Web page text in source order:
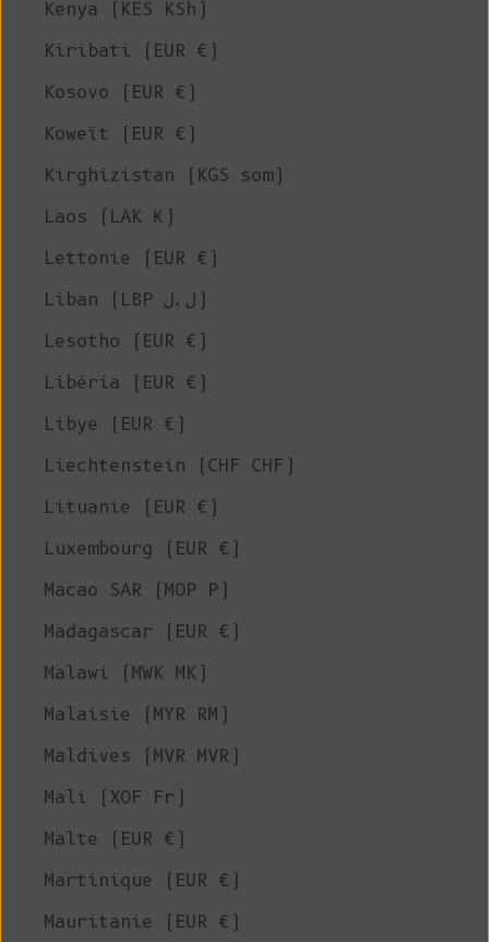
Kenya (KES KSh)
Kiribati (EUR €)
Kosovo (EUR €)
Koweït (EUR €)
Kirghizistan (KGS som)
Laos (LAK ₭)
Lettonie (EUR €)
Liban (LBP ل.ل)
Lesotho (EUR €)
Libéria (EUR €)
Libye (EUR €)
Liechtenstein (CHF CHF)
Lituanie (EUR €)
Luxembourg (EUR €)
Macao SAR (MOP P)
Madagascar (EUR €)
Malawi (MWK MK)
Malaisie (MYR RM)
Maldives (MVR MVR)
Mali (XOF Fr)
Malte (EUR €)
Martinique (EUR €)
Mauritanie (EUR €)